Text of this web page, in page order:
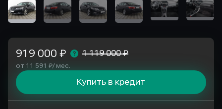
919 000 ₽ 1 119 000 ₽
от 11 591 ₽/ мес.
Купить в кредит